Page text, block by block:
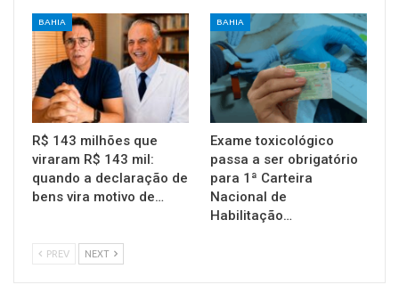
BAHIA
R$ 143 milhões que
viraram R$ 143 mil:
quando a declaração de
bens vira motivo de…
BAHIA
Exame toxicológico
passa a ser obrigatório
para 1ª Carteira
Nacional de
Habilitação…
PREV NEXT